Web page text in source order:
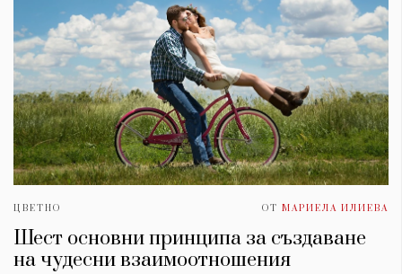
ЦВЕТНО ОТ МАРИЕЛА ИЛИЕВА
Шест основни принципа за създаване
на чудесни взаимоотношения